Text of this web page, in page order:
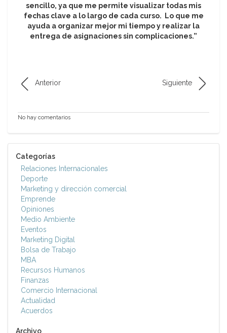
sencillo, ya que me permite visualizar todas mis
fechas clave a lo largo de cada curso. Lo que me
ayuda a organizar mejor mi tiempo y realizar la
entrega de asignaciones sin complicaciones.”
Anterior Siguiente
No hay comentarios
Categorías
Relaciones Internacionales
Deporte
Marketing y dirección comercial
Emprende
Opiniones
Medio Ambiente
Eventos
Marketing Digital
Bolsa de Trabajo
MBA
Recursos Humanos
Finanzas
Comercio Internacional
Actualidad
Acuerdos
Archivo